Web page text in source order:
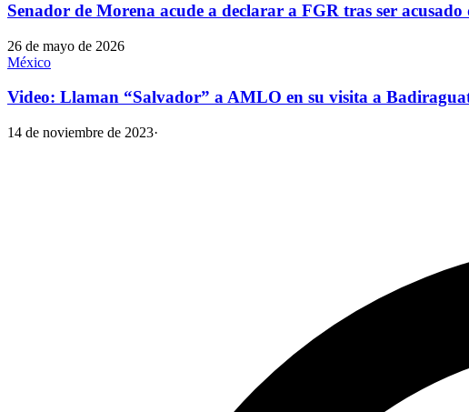
Senador de Morena acude a declarar a FGR tras ser acusado
26 de mayo de 2026
México
Video: Llaman “Salvador” a AMLO en su visita a
14 de noviembre de 2023·